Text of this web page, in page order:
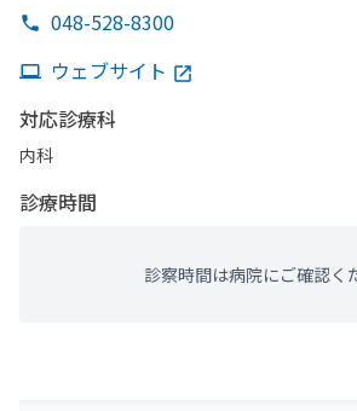
048-528-8300
ウェブサイト
対応診療科
内科
診療時間
診察時間は病院にご確認く